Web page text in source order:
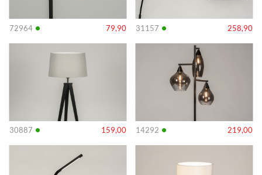
72964 • 79,90 31157 • 258,90
30887 • 159,00
Info
14292 • 219,00
Info
Info Info